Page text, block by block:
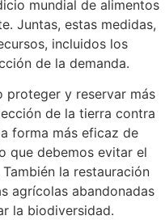
mundial de alimentos
Juntas, estas medidas,
incluidos los
de la demanda.
proteger y reservar más
de la tierra contra
forma más eficaz de
que debemos evitar el
la restauración
agrícolas abandonadas
la biodiversidad.